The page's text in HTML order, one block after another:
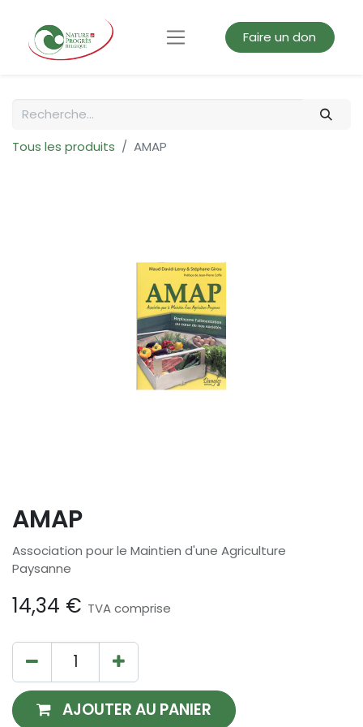
Faire un don
Tous les produits AMAP
AMAP
Association pour le Maintien d'une Agriculture
Paysanne
14,34 € TVA comprise
AJOUTER AU PANIER